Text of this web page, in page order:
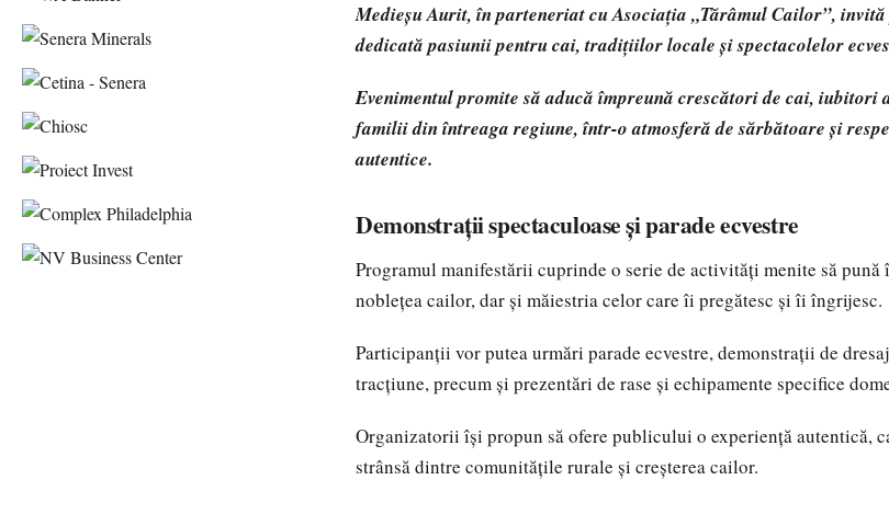
Medieșu Aurit, în parteneriat cu Asociația „Tărâmul Cailor”,
dedicată pasiunii pentru cai, tradițiilor locale și spectacolelor
Evenimentul promite să aducă împreună crescători de cai, iubitori
familii din întreaga regiune, într-o atmosferă de sărbătoare și
autentice.
Demonstrații spectaculoase și parade ecvestre
Programul manifestării cuprinde o serie de activități menite să pună
noblețea cailor, dar și măiestria celor care îi pregătesc și îi îngrijesc.
Participanții vor putea urmări parade ecvestre, demonstrații de
tracțiune, precum și prezentări de rase și echipamente specifice
Organizatorii își propun să ofere publicului o experiență autentică,
strânsă dintre comunitățile rurale și creșterea cailor.